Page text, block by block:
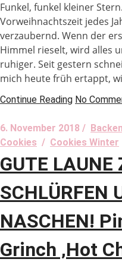
Funkel, funkel kleiner
Vorweihnachtszeit jedes
verzaubernd. Wenn der
Himmel rieselt, wird alles
ruhiger. Seit gestern
mich heute früh ertappt,
Continue Reading No
6. November 2018 / Backen
Cookies / Cookies Winter
GUTE LAUNE
SCHLÜRFEN
NASCHEN!
Grinch ‚Hot